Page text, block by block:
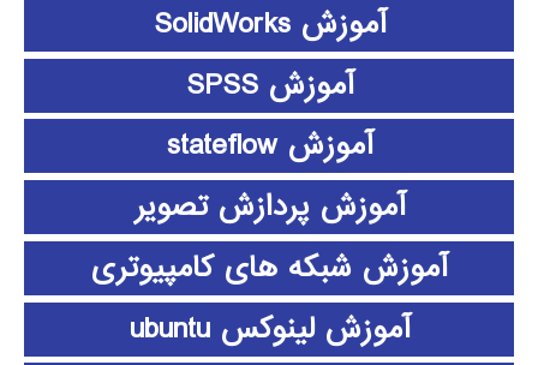
آموزش SolidWorks
آموزش SPSS
آموزش stateflow
آموزش پردازش تصویر
آموزش شبکه های کامپیوتری
آموزش لینوکس ubuntu